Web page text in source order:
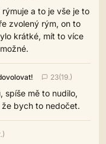
a to je vše je to
zvolený rým, on to
krátké, mít to více
23(19.)
spíše mě to nudilo,
bych to nedočet.